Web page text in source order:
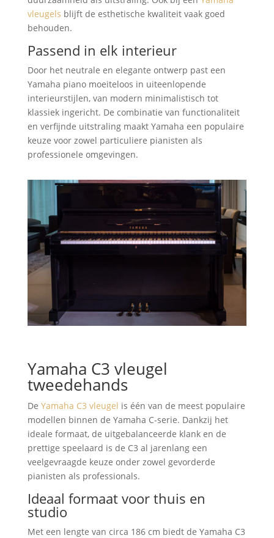
vleugels blijft de esthetische kwaliteit vaak goed
behouden.
Passend in elk interieur
Door het neutrale en elegante ontwerp past een
Yamaha piano moeiteloos in uiteenlopende
interieurstijlen, van modern minimalistisch tot
klassiek ingericht. De combinatie van functionaliteit
en verfijnde uitstraling maakt Yamaha een populaire
keuze voor zowel particuliere pianisten als
professionele omgevingen.
Yamaha C3 vleugel
tweedehands
De Yamaha C3 vleugel is één van de meest populaire
modellen binnen de Yamaha C-serie. Dankzij het
ideale formaat, de uitgebalanceerde klank en de
prettige speelaard is de C3 al jarenlang een
veelgevraagde keuze onder zowel gevorderde
pianisten als professionals.
Ideaal formaat voor thuis en
studio
Met een lengte van circa 186 cm biedt de Yamaha C3